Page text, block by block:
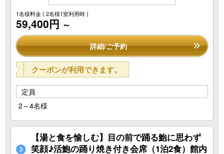
1名様料金( 2名様1室利用時 )
59,400円 ～
詳細/ご予約
クーポンが利用できます。
定員
2～4名様
【湯と食を愉しむ】目の前で踊る鮑に思わず
笑顔♪活鮑の踊り焼き付き会席（1泊2食）館内